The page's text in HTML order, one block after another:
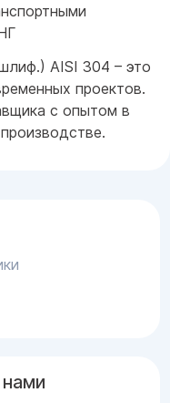
AISI 304 – это
проектов.
с опытом в